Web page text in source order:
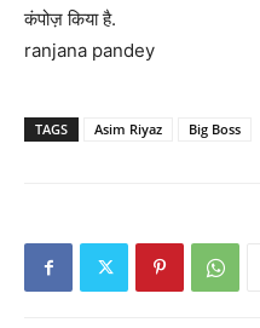
कंपोज़ किया है.
ranjana pandey
TAGS Asim Riyaz Big Boss